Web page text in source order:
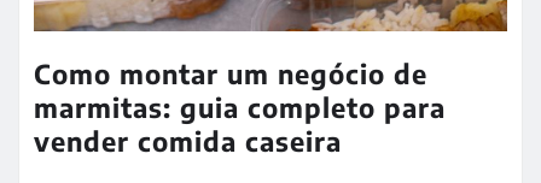
Como montar um negócio de
marmitas: guia completo para
vender comida caseira